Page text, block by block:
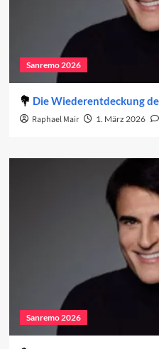
Sanremo 2026
Die Wiederentdeckung
Raphael Mair 1. März 2026
Sanremo 2026